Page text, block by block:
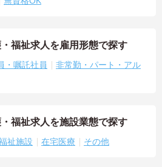
福祉求人を雇用形態で探す
・嘱託社員
非常勤・パート・アル
福祉求人を施設業態で探す
祉施設 在宅医療 その他